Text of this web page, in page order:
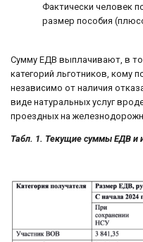
Фактически человек
размер пособия
Сумму ЕДВ выплачивают, в
категорий льготников, кому
независимо от наличия
виде натуральных услуг
проездных на
Табл. 1. Текущие суммы ЕДВ и